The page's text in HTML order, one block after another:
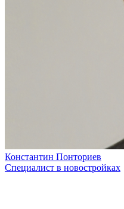
Константин Понториев
Специалист в новостройках